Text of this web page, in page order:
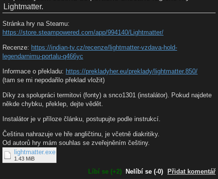
Lightmatter.
Stránka hry na Steamu:
https://store.steampowered.com/app/994140/Lightmatter/
Recenze: https://indian-tv.cz/recenze/lightmatter-vzdava-hold-
legendarnimu-portalu-q466yc
Informace o překladu: https://prekladyher.eu/preklady/lightmatter.850/
(tam se mi nepodařilo překlad vložit)
Díky za spolupráci termitovi (fonty) a snco1301 (instalátor). Pokud najdete
někde chybku, překlep, dejte vědět.
Instalátor je v příloze článku, postupujte podle instrukcí.
Čeština nahrazuje ve hře angličtinu, je včetně diakritiky.
Od autorů hry mám souhlas se zveřejněním češtiny.
lightmatter.exe
1.43 MiB
Líbí se (+2) Nelíbí se (-0) Přidat komentář